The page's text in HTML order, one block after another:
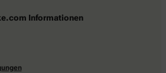
Informationen